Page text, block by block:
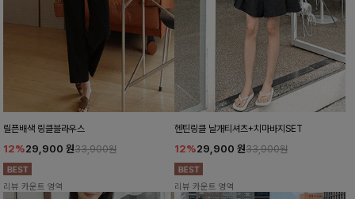
릴픈배색 링클블라우스
12%29,900 원33,900원
리뷰 카운트 영역
헨틴링클 날개티셔츠+치마바지SET
12%29,900 원33,900원
리뷰 카운트 영역